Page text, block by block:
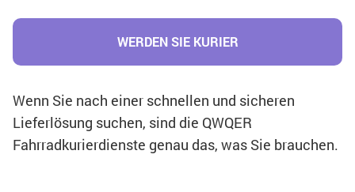
WERDEN SIE KURIER
Wenn Sie nach einer schnellen und sicheren
Lieferlösung suchen, sind die QWQER
Fahrradkurierdienste genau das, was Sie brauchen.